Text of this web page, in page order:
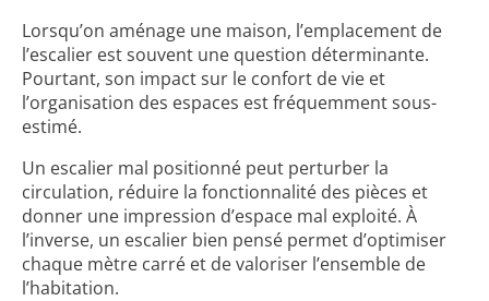
Lorsqu’on aménage une maison, l’emplacement de
l’escalier est souvent une question déterminante.
Pourtant, son impact sur le confort de vie et
l’organisation des espaces est fréquemment sous-
estimé.
Un escalier mal positionné peut perturber la
circulation, réduire la fonctionnalité des pièces et
donner une impression d’espace mal exploité. À
l’inverse, un escalier bien pensé permet d’optimiser
chaque mètre carré et de valoriser l’ensemble de
l’habitation.